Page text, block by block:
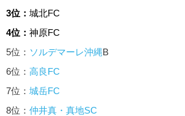
3位： 城北FC
4位： 神原FC
5位： ソルデマーレ沖縄B
6位： 高良FC
7位： 城岳FC
8位： 仲井真・真地SC